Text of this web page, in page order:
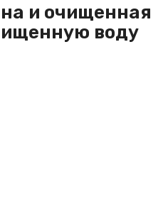
и очищенная
воду